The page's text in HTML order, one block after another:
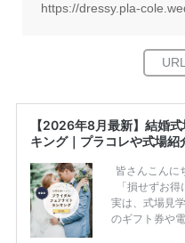
https://dressy.pla-
【2026年8月最新】結婚
キング｜プラコレや式場紹
皆さんこんに
「損せずお
実は、式場見
のギフト券や